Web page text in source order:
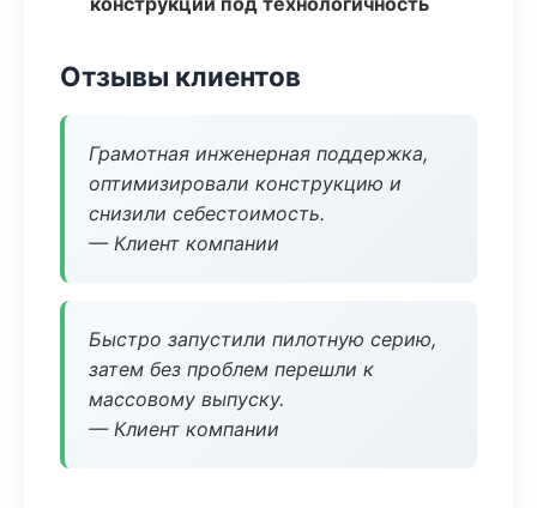
Отзывы клиентов
Грамотная инженерная поддержка,
оптимизировали конструкцию и
снизили себестоимость.
— Клиент компании
Быстро запустили пилотную серию,
затем без проблем перешли к
массовому выпуску.
— Клиент компании